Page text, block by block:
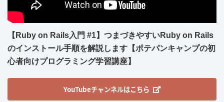
【Ruby on Rails入門 #1】つまづきやすいRuby on Rails
のインストール手順を解説します【ポテパンキャンプの初
心者向けプログラミング学習講座】
YouTubeチャンネルはこちら